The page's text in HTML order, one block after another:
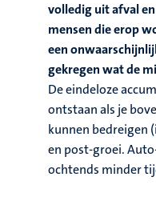
volledig uit afval
mensen die erop
een
gekregen wat de
De eindeloze
ontstaan als je
kunnen bedreigen
en post-groei.
ochtends minder